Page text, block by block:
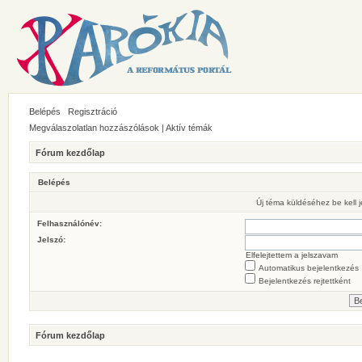
Belépés Regisztráció
Megválaszolatlan hozzászólások | Aktív témák
Fórum kezdőlap
Belépés
Új téma küldéséhez be kell
Felhasználónév:
Jelszó:
Elfelejtettem a jelszavam
Automatikus bejelentkezés
Bejelentkezés rejtettként
Fórum kezdőlap